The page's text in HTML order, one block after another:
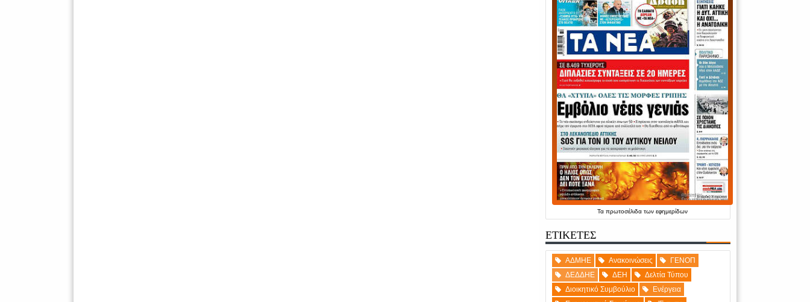
Ταπρωτοσέλιδατωνεφημερίδων
ΕΤΙΚΕΤΕΣ
ΑΔΜΗΕ Ανακοινώσεις
ΓΕΝΟΠ
ΔΕΔΔΗΕ
ΔΕΗ
Δελτία Τύπου
Διοικητικό Συμβούλιο
Ενέργεια